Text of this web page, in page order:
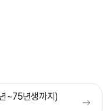
~75년생까지)